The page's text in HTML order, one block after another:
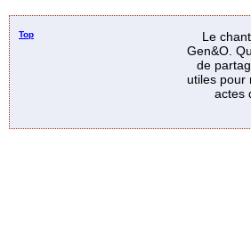
Top
Le
Gen&O.
de
utiles pour
actes